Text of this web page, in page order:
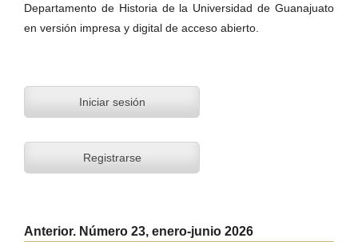
Departamento de Historia de la Universidad de Guanajuato
en versión impresa y digital de acceso abierto.
Iniciar sesión
Registrarse
Anterior. Número 23, enero-junio 2026